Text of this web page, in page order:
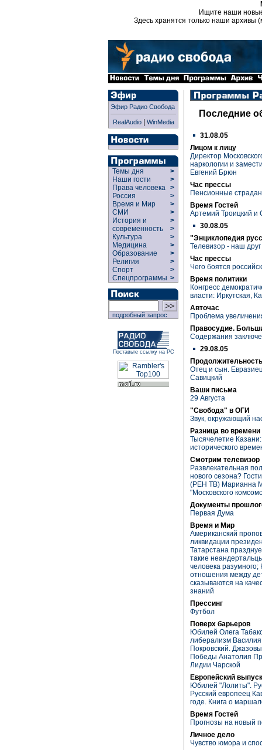
Ищите наши
Здесь хранятся только наши архивы
Эфир Радио Свобода
RealAudio| WinMedia
Темы дня
>
Наши гости
>
Права человека >
Россия
>
Время и Мир
>
СМИ
>
История и
современность
>
>
Культура
>
Медицина
>
Образование
>
Религия
>
Спорт
>
Спецпрограммы >
подробный запрос
Поставьте ссылку на РС
Последние
31.08.05
Лицом к лицу
Директор
наркологии и
Евгений Брюн
Час прессы
Пенсионные
Время Гостей
Артемий Троицкий и
30.08.05
"Энциклопедия
Телевизор - наш друг
Час прессы
Чего боятся
Время политики
Конгресс
власти: Иркутская,
Авточас
Проблема
Правосудие.
Содержания
29.08.05
Отец и сын.
Савицкий
Ваши письма
29 Августа
"Свобода" в ОГИ
Звук, окружающий
Разница во времени
Тысячелетие
исторического
Смотрим телевизор
Развлекательная
нового сезона?
(РЕН ТВ) Марианна
"Московского
Документы
Первая Дума
Время и Мир
Американский
ликвидации
Татарстана
такие
человека разумного;
отношения между
сказываются на
знаний
Прессинг
Футбол
Поверх барьеров
Юбилей Олега
либерализм Василия
Покровский.
Победы Анатолия
Лидии Чарской
Европейский
Юбилей "Лолиты".
Русский европеец
годе. Книга о
Время Гостей
Прогнозы на новый
Личное дело
Чувство юмора и